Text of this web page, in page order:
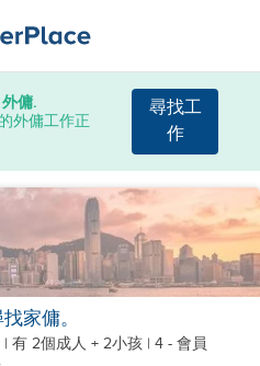
傭.
外傭工作正
尋找工
作
家傭。
| 有 2個成人 + 2小孩 | 4 - 會員